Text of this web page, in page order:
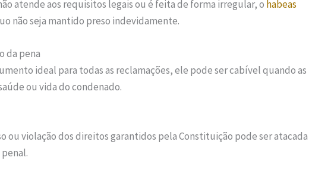
atende aos requisitos legais ou é feita de forma irregular, o habeas
não seja mantido preso indevidamente.
da pena
ideal para todas as reclamações, ele pode ser cabível quando as
ou vida do condenado.
ou violação dos direitos garantidos pela Constituição pode ser atacada